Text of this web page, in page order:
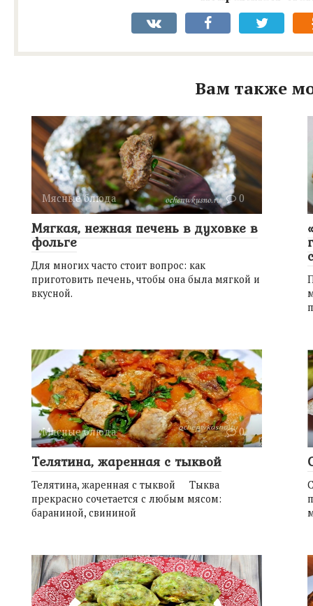
Вам также
Мясные блюда 0
Мягкая, нежная печень в духовке в
фольге
Для многих часто стоит вопрос: как
приготовить печень, чтобы она была мягкой и
вкусной.
Мясные блюда 0
Телятина, жаренная с тыквой
Телятина, жаренная с тыквой Тыква
прекрасно сочетается с любым мясом:
бараниной, свининой